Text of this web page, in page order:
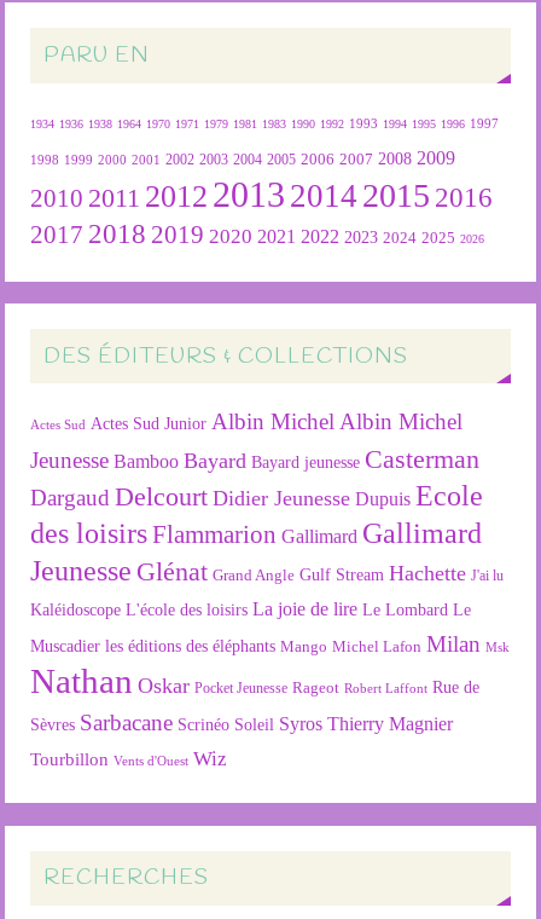
PARU EN
1934 1936 1938 1964 1970 1971 1979 1981 1983 1990 1992 1993 1994 1995 1996 1997
1998 1999 2000 2001 2002 2003 2004 2005 2006 2007 2008 2009
2010 2011 2012 2013 2014 2015 2016
2017 2018 2019 2020 2021 2022 2023 2024 2025 2026
DES ÉDITEURS & COLLECTIONS
Actes Sud Actes Sud Junior Albin Michel Albin Michel
Jeunesse Bamboo Bayard Bayard jeunesse Casterman
Dargaud Delcourt Didier Jeunesse Dupuis Ecole
des loisirsFlammarion Gallimard Gallimard
Jeunesse Glénat Grand Angle Gulf Stream Hachette J'ai lu
Kaléidoscope L'école des loisirs La joie de lire Le Lombard Le
Muscadier les éditions des éléphants Mango Michel Lafon Milan Msk
Nathan Oskar Pocket Jeunesse Rageot Robert Laffont Rue de
Sèvres Sarbacane Scrinéo Soleil Syros Thierry Magnier
Tourbillon Vents d'Ouest Wiz
RECHERCHES